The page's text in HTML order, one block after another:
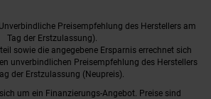
Preisempfehlung des Herstellers am
Tag der Erstzulassung).
sowie die angegebene Ersparnis errechnet sich
unverbindlichen Preisempfehlung des Herstellers
der Erstzulassung (Neupreis).
um ein Finanzierungs-Angebot. Preise sind